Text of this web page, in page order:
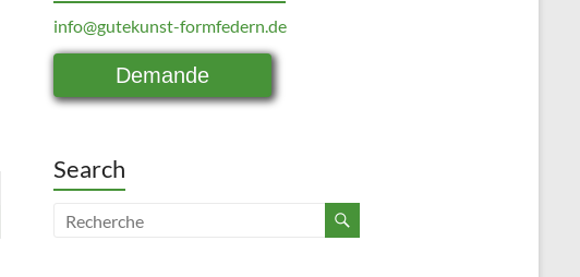
info@gutekunst-formfedern.de
Demande
Search